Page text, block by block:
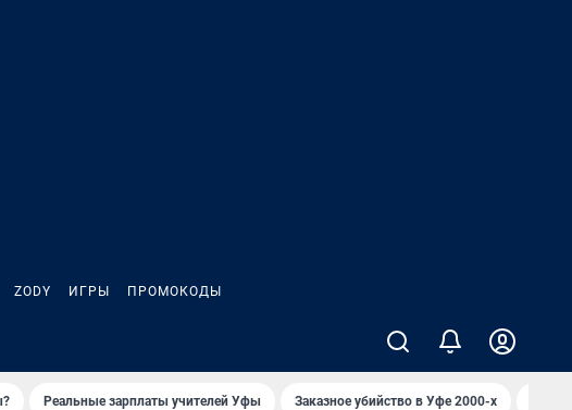
ZODY ИГРЫ ПРОМОКОДЫ
Реальные зарплаты учителей Уфы Заказное убийство в Уфе 2000-х